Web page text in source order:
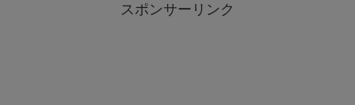
スポンサーリンク